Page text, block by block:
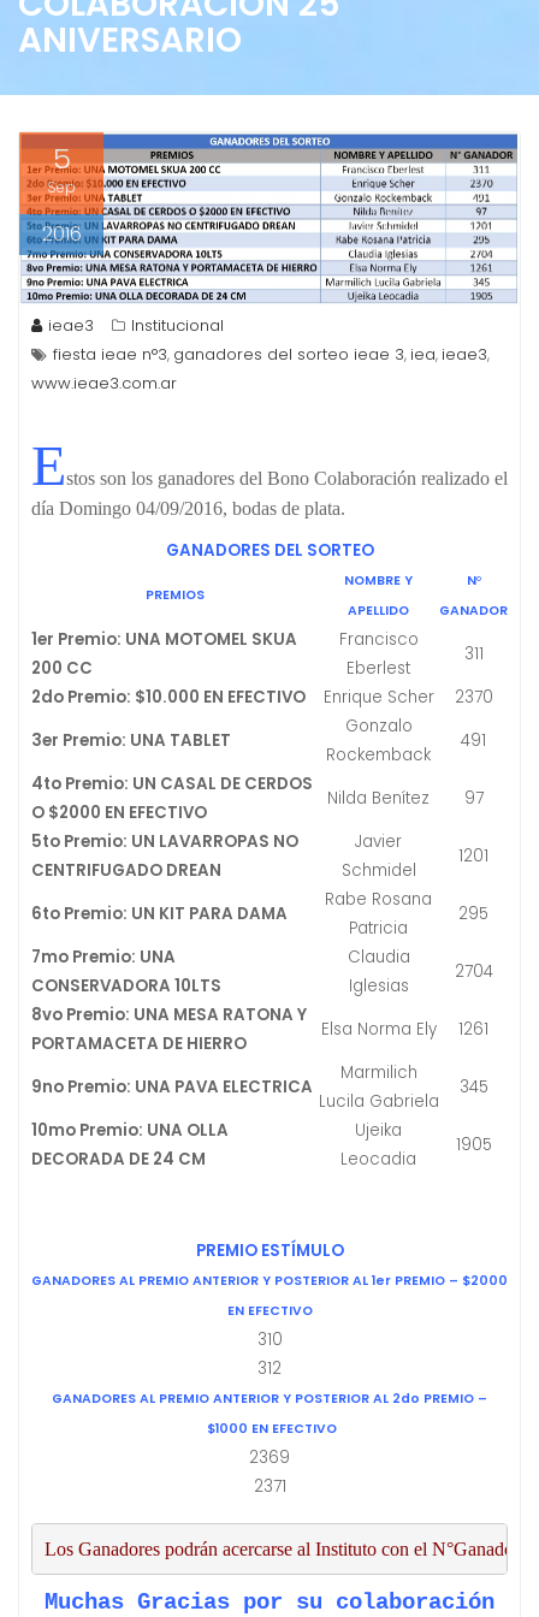
ANIVERSARIO
5
Sep
2016
ieae3
Institucional
fiesta ieae n°3, ganadores del sorteo ieae 3, iea, ieae3,
www.ieae3.com.ar
Estos son los ganadores del Bono Colaboración realizado el
día Domingo 04/09/2016, bodas de plata.
GANADORES DEL SORTEO
PREMIOS
NOMBRE Y
APELLIDO
N°
GANADOR
1er Premio: UNA MOTOMEL SKUA
200 CC
Francisco
Eberlest
311
2do Premio: $10.000 EN EFECTIVO
Enrique Scher
2370
3er Premio: UNA TABLET
Gonzalo
Rockemback
491
4to Premio: UN CASAL DE CERDOS
O $2000 EN EFECTIVO
Nilda Benítez
97
5to Premio: UN LAVARROPAS NO
CENTRIFUGADO DREAN
Javier
Schmidel
1201
6to Premio: UN KIT PARA DAMA
Rabe Rosana
Patricia
295
7mo Premio: UNA
CONSERVADORA 10LTS
Claudia
Iglesias
2704
8vo Premio: UNA MESA RATONA Y
PORTAMACETA DE HIERRO
Elsa Norma Ely 1261
9no Premio: UNA PAVA ELECTRICA
Marmilich
Lucila Gabriela
345
10mo Premio: UNA OLLA
DECORADA DE 24 CM
Ujeika
Leocadia
1905
PREMIO ESTÍMULO
GANADORES AL PREMIO ANTERIOR Y POSTERIOR AL 1er PREMIO – $2000
EN EFECTIVO
310
312
GANADORES AL PREMIO ANTERIOR Y POSTERIOR AL 2do PREMIO –
$1000 EN EFECTIVO
2369
2371
Los Ganadores podrán acercarse al Instituto con el N°Ganador
Muchas Gracias por su colaboración